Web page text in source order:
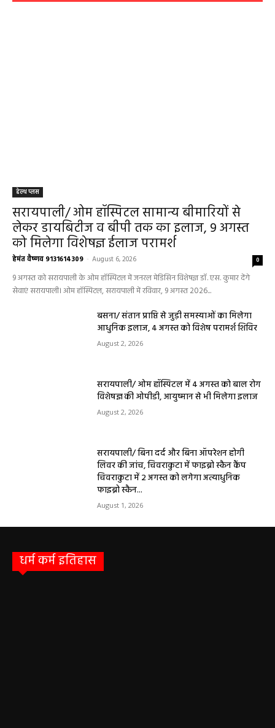
हेल्थ प्लस
सरायपाली/ ओम हॉस्पिटल सामान्य बीमारियों से
लेकर डायबिटीज व बीपी तक का इलाज, 9 अगस्त
को मिलेगा विशेषज्ञ ईलाज परामर्श
हेमंत वैष्णव 9131614309 - August 6, 2026 0
9 अगस्त को सरायपाली के ओम हॉस्पिटल में जनरल मेडिसिन विशेषज्ञ डॉ. एस. कुमार देंगे
सेवाएं सरायपाली। ओम हॉस्पिटल, सरायपाली में रविवार, 9 अगस्त 2026...
बसना/ संतान प्राप्ति से जुड़ी समस्याओं का मिलेगा
आधुनिक इलाज, 4 अगस्त को विशेष परामर्श शिविर
August 2, 2026
सरायपाली/ ओम हॉस्पिटल में 4 अगस्त को बाल रोग
विशेषज्ञ की ओपीडी, आयुष्मान से भी मिलेगा इलाज
August 2, 2026
सरायपाली/ बिना दर्द और बिना ऑपरेशन होगी
लिवर की जांच, चिवराकुटा में फाइब्रो स्कैन कैंप
चिवराकुटा में 2 अगस्त को लगेगा अत्याधुनिक
फाइब्रो स्कैन...
August 1, 2026
धर्म कर्म इतिहास